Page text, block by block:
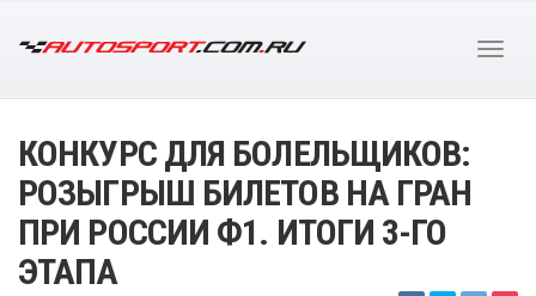
КОНКУРС ДЛЯ БОЛЕЛЬЩИКОВ:
РОЗЫГРЫШ БИЛЕТОВ НА ГРАН
ПРИ РОССИИ Ф1. ИТОГИ 3-ГО
ЭТАПА